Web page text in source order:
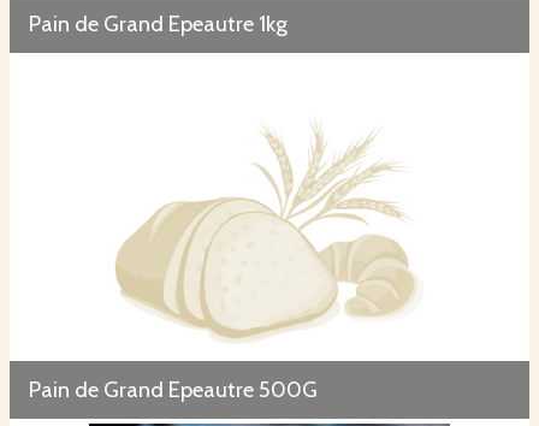
Pain de Grand Epeautre 1kg
Pain de Grand Epeautre 500G